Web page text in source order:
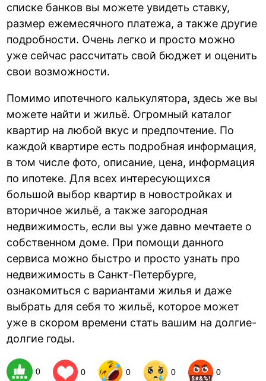
списке банков вы можете увидеть ставку,
размер ежемесячного платежа, а также другие
подробности. Очень легко и просто можно
уже сейчас рассчитать свой бюджет и оценить
свои возможности.
Помимо ипотечного калькулятора, здесь же вы
можете найти и жильё. Огромный каталог
квартир на любой вкус и предпочтение. По
каждой квартире есть подробная информация,
в том числе фото, описание, цена, информация
по ипотеке. Для всех интересующихся
большой выбор квартир в новостройках и
вторичное жильё, а также загородная
недвижимость, если вы уже давно мечтаете о
собственном доме. При помощи данного
сервиса можно быстро и просто узнать про
недвижимость в Санкт-Петербурге,
ознакомиться с вариантами жилья и даже
выбрать для себя то жильё, которое может
уже в скором времени стать вашим на долгие-
долгие годы.
0 0 0 0 0